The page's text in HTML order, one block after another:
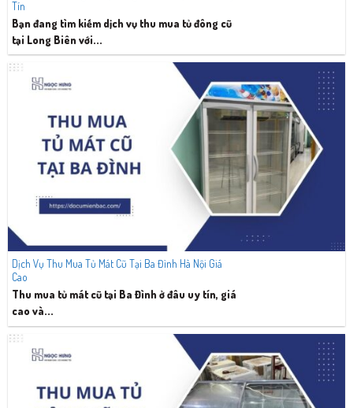
Tín
Bạn đang tìm kiếm dịch vụ thu mua tủ đông cũ
tại Long Biên với...
Dịch Vụ Thu Mua Tủ Mát Cũ Tại Ba Đình Hà Nội Giá
Cao
Thu mua tủ mát cũ tại Ba Đình ở đâu uy tín, giá
cao và...